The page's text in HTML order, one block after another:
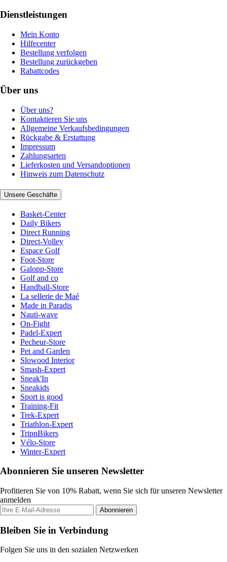
Dienstleistungen
Mein Konto
Hilfecenter
Bestellung verfolgen
Bestellung zurückgeben
Rabattcodes
Über uns
Über uns?
Kontaktieren Sie uns
Allgemeine Verkaufsbedingungen
Rückgabe & Erstattung
Impressum
Zahlungsarten
Lieferkosten und Versandoptionen
Hinweis zum Datenschutz
Unsere Geschäfte
Basket-Center
Daily Bikers
Direct Running
Direct-Volley
Espace Golf
Foot-Store
Galopp-Store
Golf and co
Handball-Store
La sellerie de Maé
Made in Paradis
Nauti-wave
On-Fight
Padel-Expert
Pecheur-Store
Pet and Garden
Slowood Interior
Smash-Expert
Sneak'In
Sneakids
Sport is good
Training-Fit
Trek-Expert
Triathlon-Expert
TripnBikers
Vélo-Store
Winter-Expert
Abonnieren Sie unseren Newsletter
Profitieren Sie von 10% Rabatt, wenn Sie sich für unseren Newsletter
anmelden
Abonnieren
Bleiben Sie in Verbindung
Folgen Sie uns in den sozialen Netzwerken